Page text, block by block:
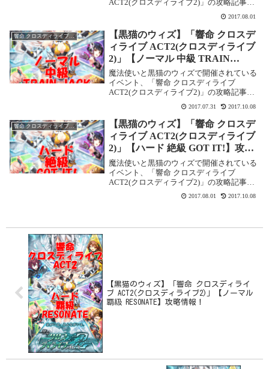
ACT2(クロスディライブ2)」の攻略記事で
RESONATE】を攻略します。響命 クロス
ディライブ ACT2(クロスディライブ2)【ノ
ー...
2017.08.01
響命 クロスディライブ ACT2(クロスディライブ2)
【黒猫のウィズ】「響命 クロスデ
ィライブ ACT2(クロスディライブ
2)」【ノーマル 中級 TRAIN
JACK】攻略情報！
魔法使いと黒猫のウィズで開催されている
イベント、「響命 クロスディライブ
ACT2(クロスディライブ2)」の攻略記事で
す。ここでは【ノーマル 中級 TRAIN
JACK】を攻略します。響命 クロスディラ
イブ ACT2(クロスディライブ2)【...
2017.07.31 2017.10.08
響命 クロスディライブ ACT2(クロスディライブ2)
【黒猫のウィズ】「響命 クロスデ
ィライブ ACT2(クロスディライブ
2)」【ハード 絶級 GOT IT!】攻略
情報！
魔法使いと黒猫のウィズで開催されている
イベント、「響命 クロスディライブ
ACT2(クロスディライブ2)」の攻略記事で
す。ここでは【ハード 絶級 GOT IT!】を攻
略します。響命 クロスディライブ
2017.08.01 2017.10.08
【黒猫のウィズ】「響命 クロスディライ
ブ ACT2(クロスディライブ2)」【ノーマル
覇級 RESONATE】攻略情報！